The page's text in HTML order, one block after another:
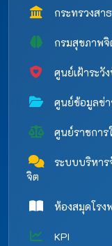
กระทรวงสา
กรมสุขภาพจิ
ศูนย์เฝ้าระวั
ศูนย์ข้อมูลข่า
ศูนย์ราชการ
ระบบบริหาร
จิต
ห้องสมุดโรง
KPI